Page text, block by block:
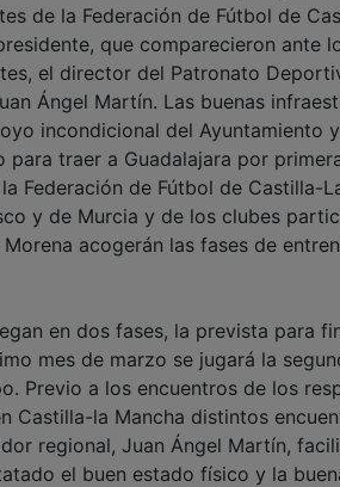
de la Federación de Fútbol de
que comparecieron ante
el director del Patronato
Ángel Martín. Las buenas
incondicional del Ayuntamiento
traer a Guadalajara por
Federación de Fútbol de Castilla-
y de Murcia y de los clubes
acogerán las fases de
en dos fases, la prevista para
mes de marzo se jugará la
Previo a los encuentros de los
Castilla-la Mancha distintos
regional, Juan Ángel Martín,
el buen estado físico y la